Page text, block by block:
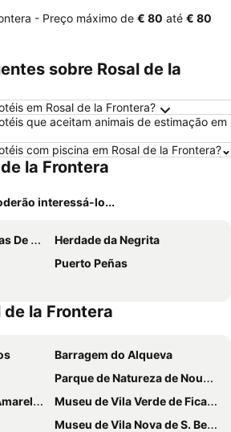
- Preço máximo de ‎€ 80 até ‎€ 80
sobre Rosal de la
em Rosal de la Frontera?
que aceitam animais de estimação em
com piscina em Rosal de la Frontera?
la Frontera
interessá-lo...
Herdade da Negrita
Puerto Peñas
la Frontera
Barragem do Alqueva
Parque de Natureza de Noudar
Museu de Vila Verde de Ficalho
Museu de Vila Nova de S. Bento